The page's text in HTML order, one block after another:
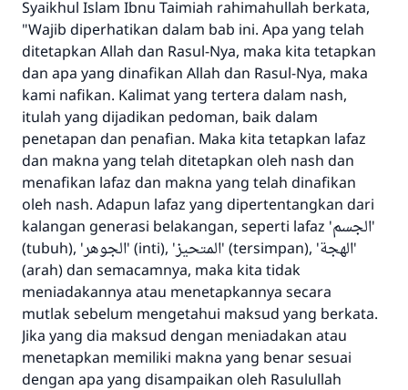
Syaikhul Islam Ibnu Taimiah rahimahullah berkata,
"Wajib diperhatikan dalam bab ini. Apa yang telah
ditetapkan Allah dan Rasul-Nya, maka kita tetapkan
dan apa yang dinafikan Allah dan Rasul-Nya, maka
kami nafikan. Kalimat yang tertera dalam nash,
itulah yang dijadikan pedoman, baik dalam
penetapan dan penafian. Maka kita tetapkan lafaz
dan makna yang telah ditetapkan oleh nash dan
menafikan lafaz dan makna yang telah dinafikan
oleh nash. Adapun lafaz yang dipertentangkan dari
kalangan generasi belakangan, seperti lafaz 'الجسم'
(tubuh), 'الجوهر' (inti), 'المتحيز' (tersimpan), 'الهجة'
(arah) dan semacamnya, maka kita tidak
meniadakannya atau menetapkannya secara
mutlak sebelum mengetahui maksud yang berkata.
Jika yang dia maksud dengan meniadakan atau
menetapkan memiliki makna yang benar sesuai
dengan apa yang disampaikan oleh Rasulullah